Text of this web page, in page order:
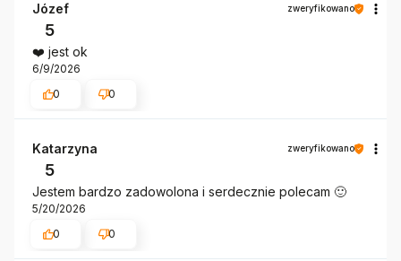
Józef zweryfikowano
5
❤️ jest ok
6/9/2026
0
0
Katarzyna zweryfikowano
5
Jestem bardzo zadowolona i serdecznie polecam 🙂
5/20/2026
0
0